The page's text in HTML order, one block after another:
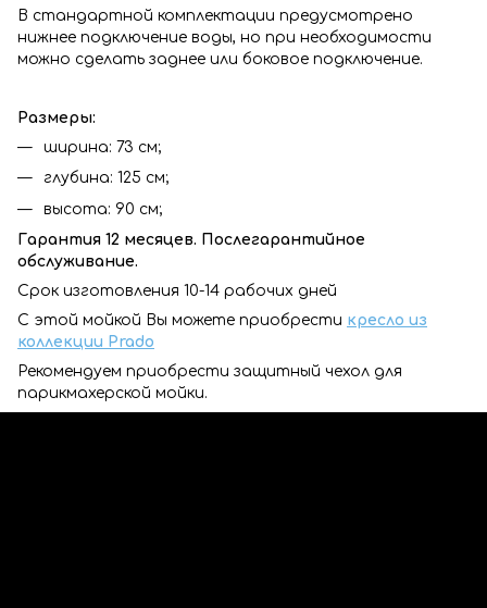
В стандартной комплектации предусмотрено
нижнее подключение воды, но при необходимости
можно сделать заднее или боковое подключение.
Размеры:
ширина: 73 см;
глубина: 125 см;
высота: 90 см;
Гарантия 12 месяцев. Послегарантийное
обслуживание.
Срок изготовления 10-14 рабочих дней
С этой мойкой Вы можете приобрести кресло из
коллекции Prado
Рекомендуем приобрести защитный чехол для
парикмахерской мойки.